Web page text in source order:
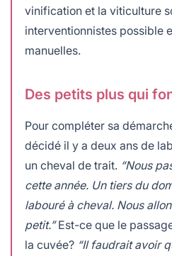
vinification et la viticulture
interventionnistes possible
manuelles.
Des petits plus qui
Pour compléter sa
décidé il y a deux ans de
un cheval de trait. “Nous
cette année. Un tiers du
labouré à cheval. Nous
petit.”Est-ce que le
la cuvée? “Il faudrait avoir